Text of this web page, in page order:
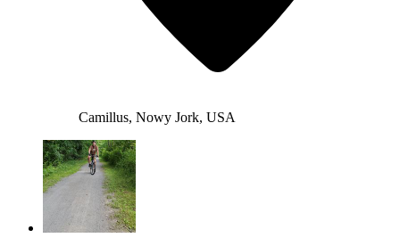
Camillus, Nowy Jork, USA